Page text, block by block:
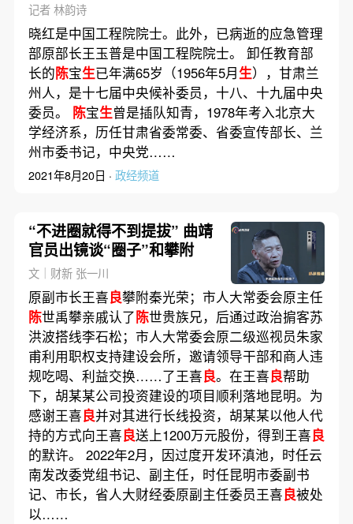
记者 林韵诗
晓红是中国工程院院士。此外，已病逝的应急管理
部原部长王玉普是中国工程院院士。 卸任教育部
长的陈宝生已年满65岁（1956年5月生），甘肃兰
州人，是十七届中央候补委员，十八、十九届中央
委员。 陈宝生曾是插队知青，1978年考入北京大
学经济系，历任甘肃省委常委、省委宣传部长、兰
州市委书记，中央党……
2021年8月20日 · 政经频道
“不进圈就得不到提拔” 曲靖
官员出镜谈“圈子”和攀附
文｜财新 张一川
原副市长王喜良攀附秦光荣；市人大常委会原主任
陈世禹攀亲戚认了陈世贵族兄，后通过政治掮客苏
洪波搭线李石松；市人大常委会原二级巡视员朱家
甫利用职权支持建设会所，邀请领导干部和商人违
规吃喝、利益交换……了王喜良。在王喜良帮助
下，胡某某公司投资建设的项目顺利落地昆明。为
感谢王喜良并对其进行长线投资，胡某某以他人代
持的方式向王喜良送上1200万元股份，得到王喜良
的默许。 2022年2月，因过度开发环滇池，时任云
南发改委党组书记、副主任，时任昆明市委副书
记、市长，省人大财经委原副主任委员王喜良被处
以……